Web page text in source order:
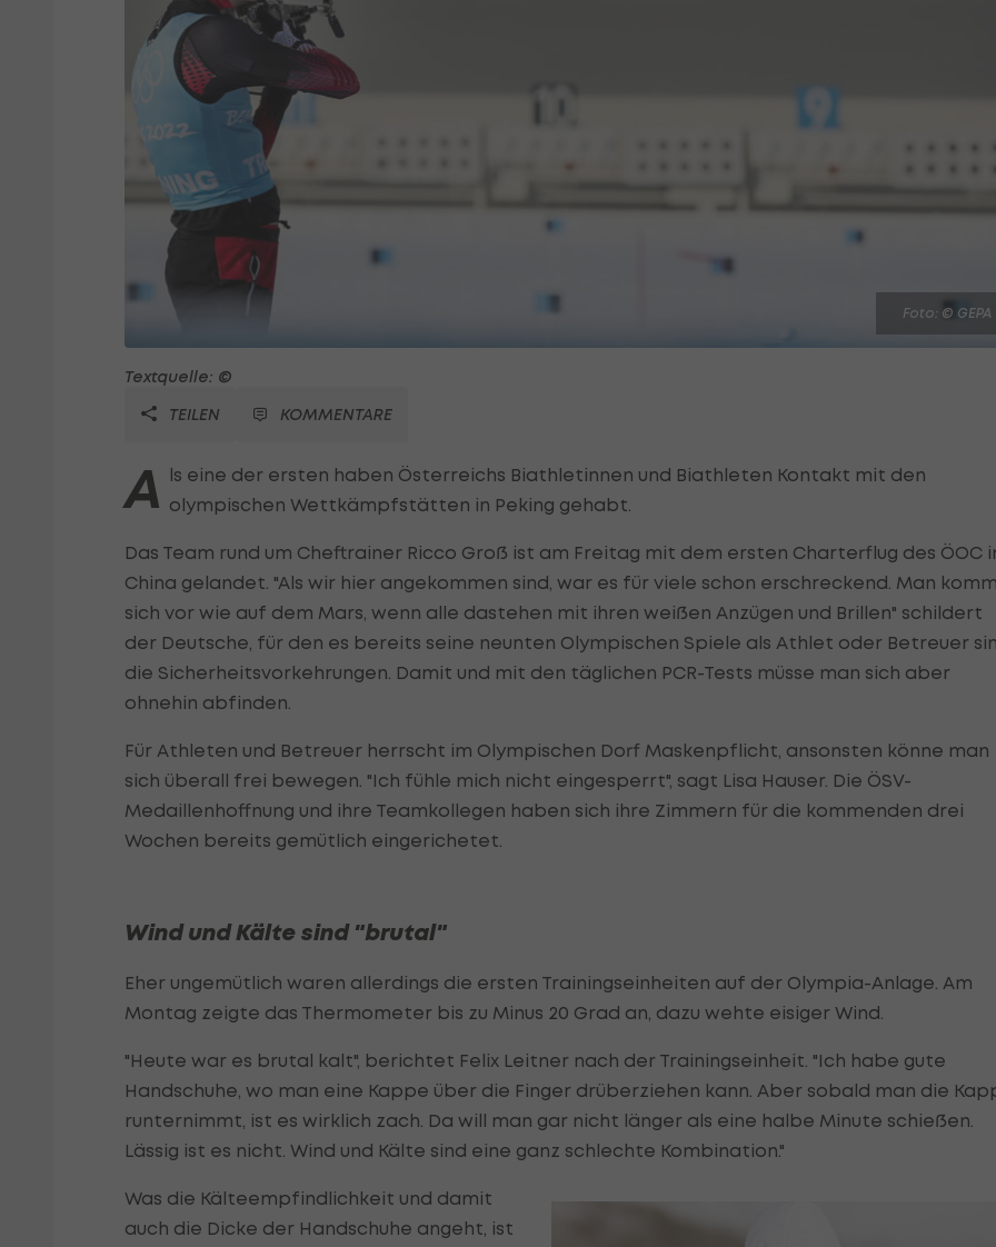
Foto: © GEPA
Textquelle: ©
TEILEN
KOMMENTARE
A ls eine der ersten haben Österreichs Biathletinnen und Biathleten Kontakt mit den
olympischen Wettkämpfstätten in Peking gehabt.
Das Team rund um Cheftrainer Ricco Groß ist am Freitag mit dem ersten Charterflug des ÖOC
China gelandet. "Als wir hier angekommen sind, war es für viele schon erschreckend. Man
sich vor wie auf dem Mars, wenn alle dastehen mit ihren weißen Anzügen und Brillen" schildert
der Deutsche, für den es bereits seine neunten Olympischen Spiele als Athlet oder Betreuer
die Sicherheitsvorkehrungen. Damit und mit den täglichen PCR-Tests müsse man sich aber
ohnehin abfinden.
Für Athleten und Betreuer herrscht im Olympischen Dorf Maskenpflicht, ansonsten könne man
sich überall frei bewegen. "Ich fühle mich nicht eingesperrt", sagt Lisa Hauser. Die ÖSV-
Medaillenhoffnung und ihre Teamkollegen haben sich ihre Zimmern für die kommenden drei
Wochen bereits gemütlich eingerichetet.
Wind und Kälte sind "brutal"
Eher ungemütlich waren allerdings die ersten Trainingseinheiten auf der Olympia-Anlage. Am
Montag zeigte das Thermometer bis zu Minus 20 Grad an, dazu wehte eisiger Wind.
"Heute war es brutal kalt", berichtet Felix Leitner nach der Trainingseinheit. "Ich habe gute
Handschuhe, wo man eine Kappe über die Finger drüberziehen kann. Aber sobald man die
runternimmt, ist es wirklich zach. Da will man gar nicht länger als eine halbe Minute schießen.
Lässig ist es nicht. Wind und Kälte sind eine ganz schlechte Kombination."
Was die Kälteempfindlichkeit und damit
auch die Dicke der Handschuhe angeht, ist